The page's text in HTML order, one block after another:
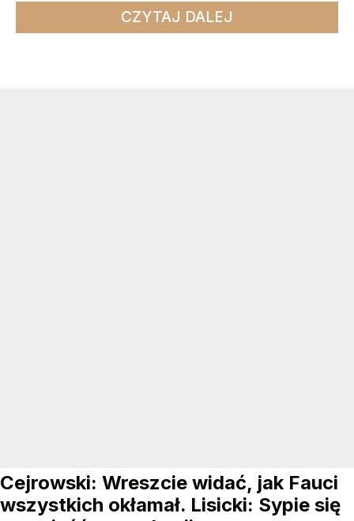
CZYTAJ DALEJ
Cejrowski: Wreszcie widać, jak Fauci
wszystkich okłamał. Lisicki: Sypie się